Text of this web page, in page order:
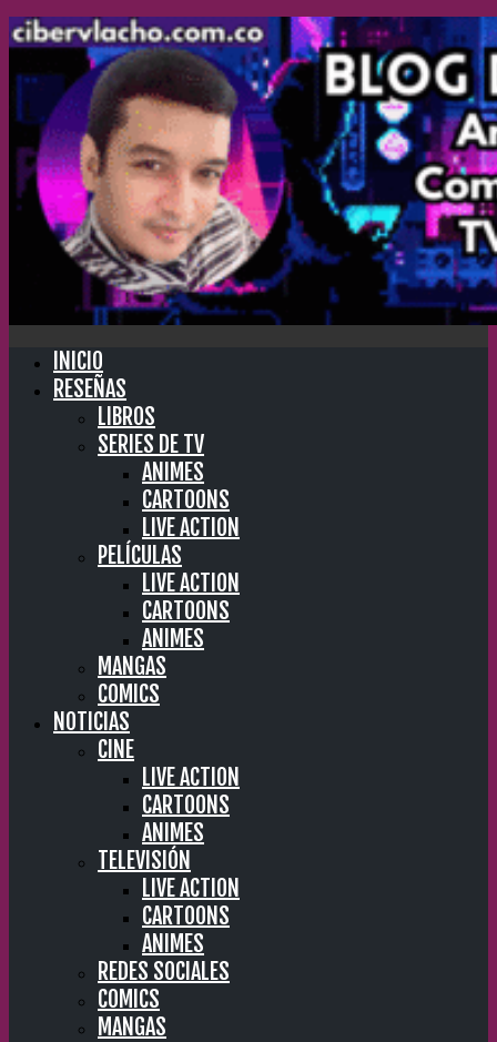
INICIO
RESEÑAS
LIBROS
SERIES DE TV
ANIMES
CARTOONS
LIVE ACTION
PELÍCULAS
LIVE ACTION
CARTOONS
ANIMES
MANGAS
COMICS
NOTICIAS
CINE
LIVE ACTION
CARTOONS
ANIMES
TELEVISIÓN
LIVE ACTION
CARTOONS
ANIMES
REDES SOCIALES
COMICS
MANGAS